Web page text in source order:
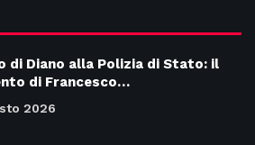
di Diano alla Polizia di Stato: il
di Francesco…
2026